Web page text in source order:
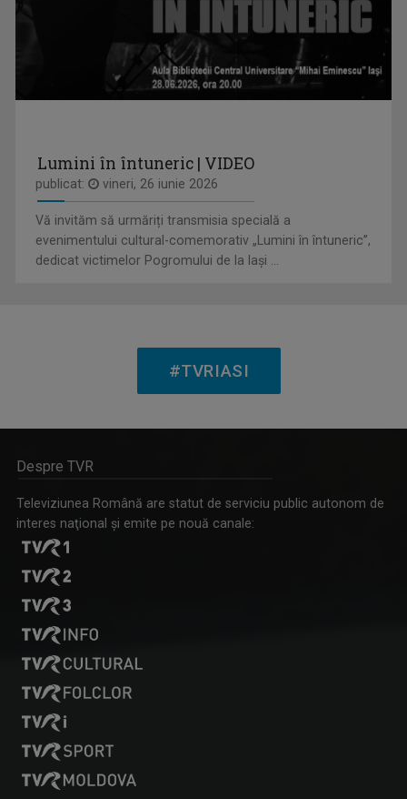
Emisiune de dezbateri pe teme sociale și de ...
CÂNTEC ȘI POVESTE
O emisiune în care descoperim poveştile de ...
INVITAȚIE LA SPECTACOL
Spectacole de teatru, operă, balet, muzică ...
HORIA GUMENI
Prezintă emisiunea de folclor „Cântec și ...
ANCA MEDELEANU
La TVR Iaşi, Anca realizează emisiunea "PLAY". ...
Lumini în întuneric | VIDEO
publicat: vineri, 26 iunie 2026
Vă invităm să urmăriți transmisia specială a
evenimentului cultural-comemorativ „Lumini în întuneric”,
dedicat victimelor Pogromului de la Iași ...
#TVRIASI
Despre TVR
Televiziunea Română are statut de serviciu public autonom de
interes naţional şi emite pe nouă canale: